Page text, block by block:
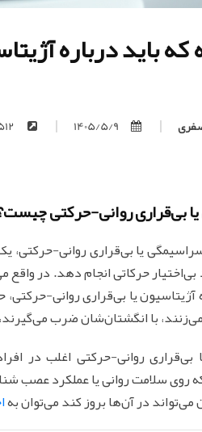
باید درباره
1405/5/9
بی‌قراری روانی-حرکتی
یا بی‌قراری روانی-
حرکاتی انجام دهد. در
آژیتاسیون یا بی‌قراری روانی-
با انگشتان‌شان ضرب
بی‌قراری روانی-حرکتی اغلب در
روی سلامت روانی یا عملکرد عصب
می‌تواند در آن‌ها بروز کند می‌توان به